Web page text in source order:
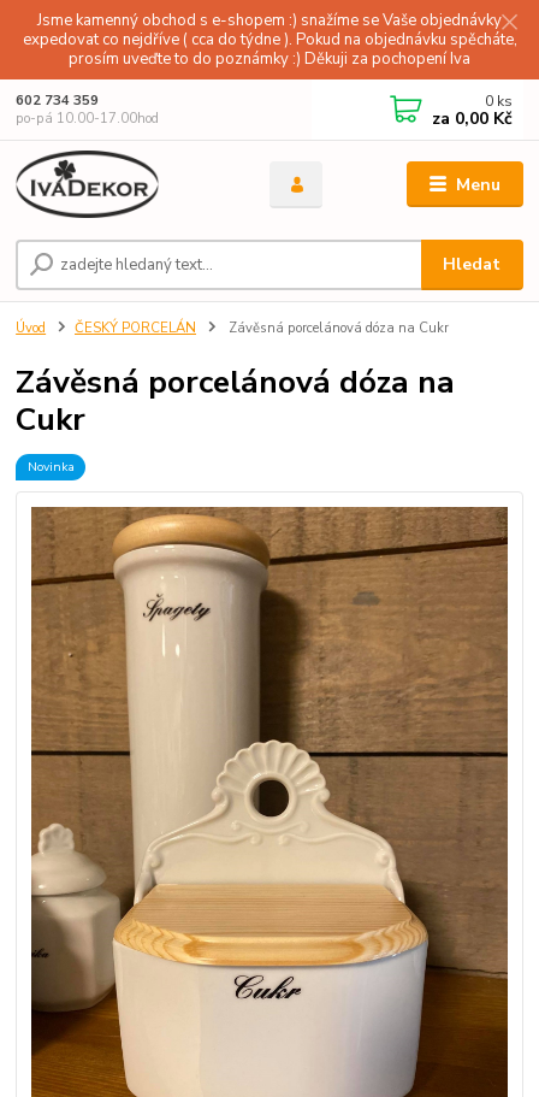
Jsme kamenný obchod s e-shopem :) snažíme se Vaše objednávky
expedovat co nejdříve ( cca do týdne ). Pokud na objednávku spěcháte,
prosím uveďte to do poznámky :) Děkuji za pochopení Iva
Menu
Hledat
602 734 359
po-pá 10.00-17.00hod
0 ks
za 0,00 Kč
Úvod ČESKÝ PORCELÁN Závěsná porcelánová dóza na Cukr
Závěsná porcelánová dóza na
Cukr
Novinka